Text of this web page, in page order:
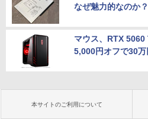
なぜ魅力的なのか？
マウス、RTX
5,000円オフで30万
本サイトのご利用について